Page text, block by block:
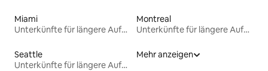
Miami
Unterkünfte für längere Aufenthalte
Montreal
Unterkünfte für längere Aufenthalte
Seattle
Unterkünfte für längere Aufenthalte
Mehr anzeigen